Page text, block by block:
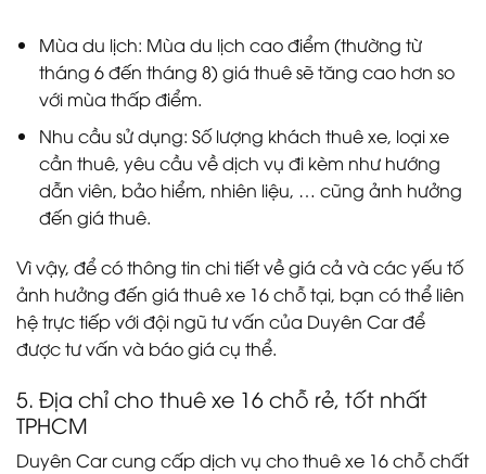
Mùa du lịch: Mùa du lịch cao điểm (thường từ
tháng 6 đến tháng 8) giá thuê sẽ tăng cao hơn so
với mùa thấp điểm.
Nhu cầu sử dụng: Số lượng khách thuê xe, loại xe
cần thuê, yêu cầu về dịch vụ đi kèm như hướng
dẫn viên, bảo hiểm, nhiên liệu, … cũng ảnh hưởng
đến giá thuê.
Vì vậy, để có thông tin chi tiết về giá cả và các yếu tố
ảnh hưởng đến giá thuê xe 16 chỗ tại, bạn có thể liên
hệ trực tiếp với đội ngũ tư vấn của Duyên Car để
được tư vấn và báo giá cụ thể.
5. Địa chỉ cho thuê xe 16 chỗ rẻ, tốt nhất
TPHCM
Duyên Car cung cấp dịch vụ cho thuê xe 16 chỗ chất